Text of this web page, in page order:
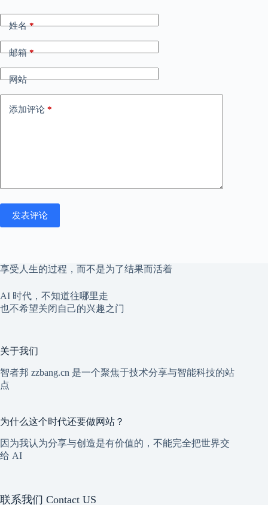
姓名*
邮箱*
网站
添加评论 *
发表评论
享受人生的过程，而不是为了结果而活着
AI 时代，不知道往哪里走
也不希望关闭自己的兴趣之门
关于我们
智者邦 zzbang.cn 是一个聚焦于技术分享与智能科技的站
点
为什么这个时代还要做网站？
因为我认为分享与创造是有价值的，不能完全把世界交
给 AI
联系我们 Contact US